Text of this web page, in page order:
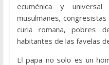
ecuménica y
musulmanes,
curia romana, pobres
habitantes de las favelas
El papa no solo es un